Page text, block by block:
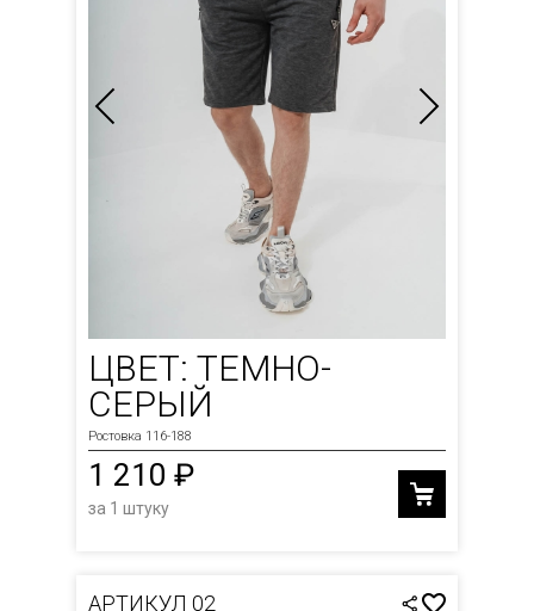
ЦВЕТ: ТЕМНО-
СЕРЫЙ
Ростовка 116-188
1 210 ₽
за 1 штуку
АРТИКУЛ 02